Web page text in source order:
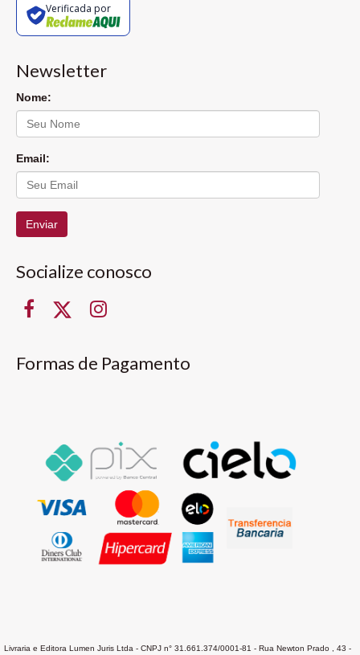
Verificada por
Newsletter
Nome:
Email:
Enviar
Socialize conosco
Formas de Pagamento
Livraria e Editora Lumen Juris Ltda - CNPJ n° 31.661.374/0001-81 - Rua Newton Prado , 43 -